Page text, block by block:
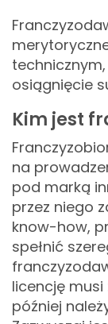
osiągnięcie
Kim jest
na
pod marką
przez niego
know-how,
spełnić
licencję
później